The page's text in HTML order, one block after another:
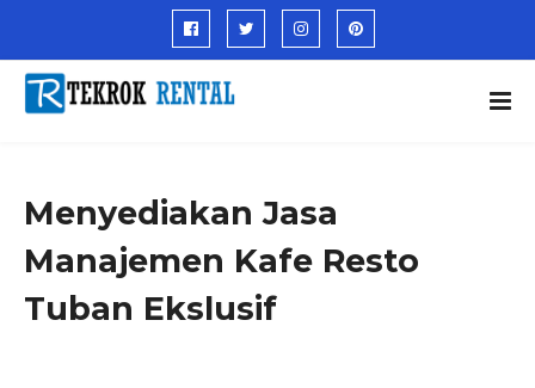
Menyediakan Jasa
Manajemen Kafe Resto
Tuban Ekslusif